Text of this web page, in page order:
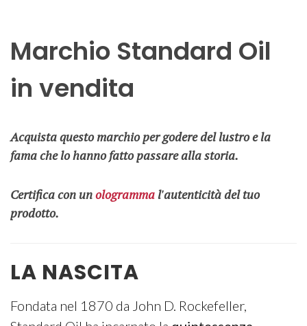
Marchio Standard Oil
in vendita
Acquista questo marchio per godere del lustro e la
fama che lo hanno fatto passare alla storia.
Certifica con unologrammal'autenticità del tuo
prodotto.
LA NASCITA
Fondata nel 1870 da John D. Rockefeller,